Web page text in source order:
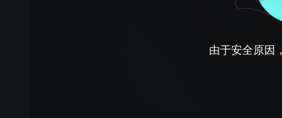
由于安全原因